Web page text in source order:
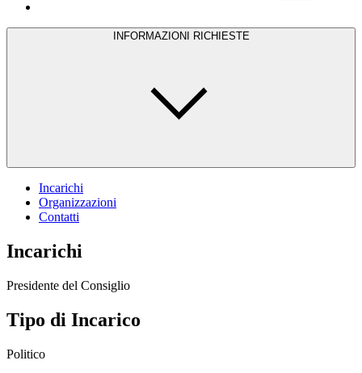
INFORMAZIONI RICHIESTE
Incarichi
Organizzazioni
Contatti
Incarichi
Presidente del Consiglio
Tipo di Incarico
Politico